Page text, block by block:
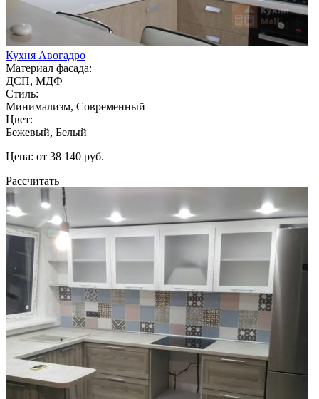
Кухня Авогадро
Материал фасада:
ДСП, МДФ
Стиль:
Минимализм, Современный
Цвет:
Бежевый, Белый
Цена: от 38 140 руб.
Рассчитать